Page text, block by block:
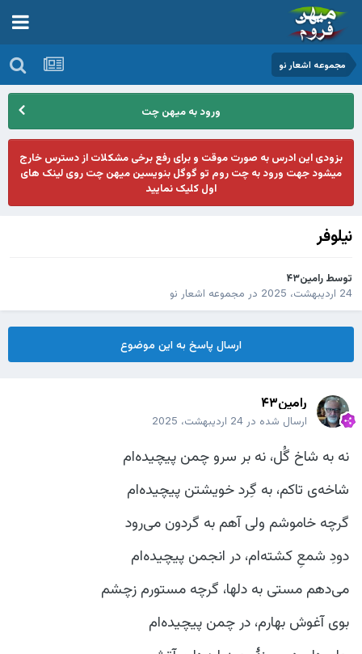
مجموعه اشعار نو
ورود به میهن چت
بزودی این ادرس به صورت موقت و برای رفع برخی مشکلات از دسترس خارج
میشود جهت ورود به چت روم تو گوگل بنویسین میهن چت روی لینک های
اول کلیک نمایید
نیلوفر
توسط رامین۴۳
24 اردیبهشت، 2025
در مجموعه اشعار نو
ارسال پاسخ به این موضوع
رامین۴۳
ارسال شده در 24 اردیبهشت، 2025
نه به شاخ گُل، نه بر سرو چمن پیچیده‌ام
شاخه‌ی تاکم، به گِرد خویشتن پیچیده‌ام
گرچه خاموشم ولی آهم به گردون می‌رود
دودِ شمعِ کشته‌ام، در انجمن پیچیده‌ام
می‌دهم مستی به دلها، گرچه مستورم زچشم
بوی آغوش بهارم، در چمن پیچیده‌ام